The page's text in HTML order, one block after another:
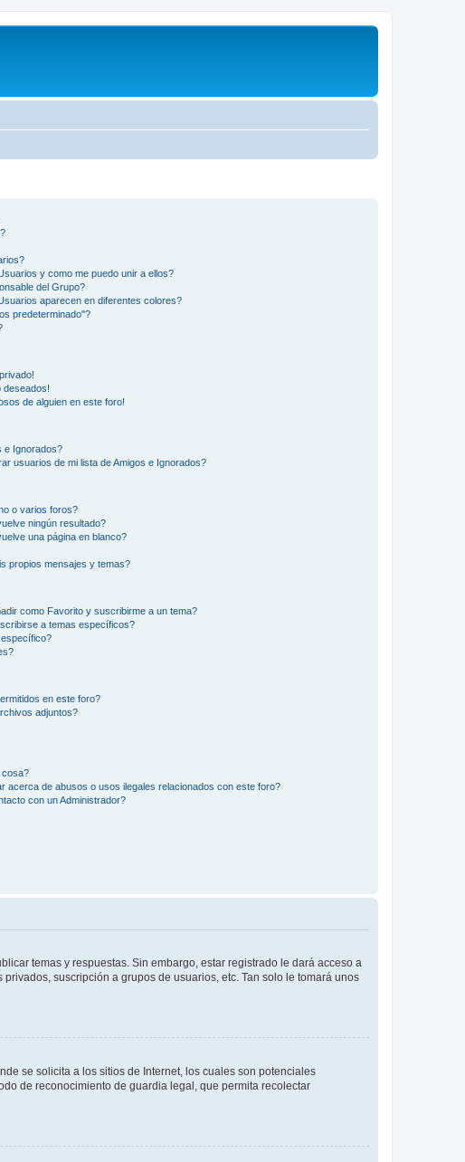
y como me puedo unir a ellos?
del Grupo?
aparecen en diferentes colores?
predeterminado"?
deseados!
de alguien en este foro!
e Ignorados?
usuarios de mi lista de Amigos e Ignorados?
o varios foros?
ningún resultado?
una página en blanco?
propios mensajes y temas?
como Favorito y suscribirme a un tema?
a temas específicos?
en este foro?
adjuntos?
cosa?
acerca de abusos o usos ilegales relacionados con este foro?
con un Administrador?
temas y respuestas. Sin embargo, estar registrado le dará acceso a
suscripción a grupos de usuarios, etc. Tan solo le tomará unos
se solicita a los sitios de Internet, los cuales son potenciales
de reconocimiento de guardia legal, que permita recolectar